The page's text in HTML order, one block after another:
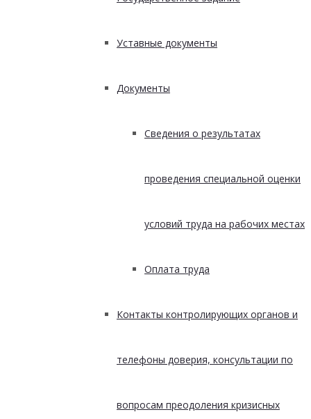
Уставные документы
Документы
Сведения о результатах
проведения специальной оценки
условий труда на рабочих местах
Оплата труда
Контакты контролирующих органов и
телефоны доверия, консультации по
вопросам преодоления кризисных